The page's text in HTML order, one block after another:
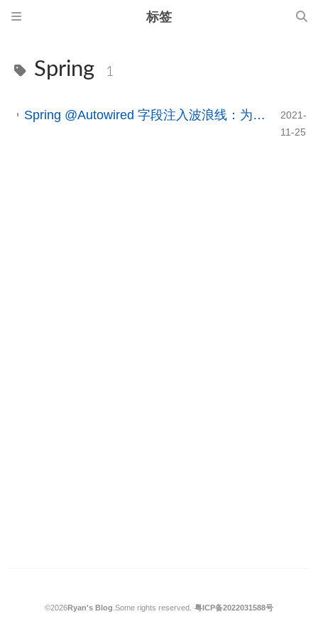
标签
Spring 1
Spring @Autowired 字段注入波浪线：为什么不推荐 Field Injection 以及构造器注入实践
2021-
11-25
©2026Ryan's Blog Some rights reserved. ·粤ICP备2022031588号